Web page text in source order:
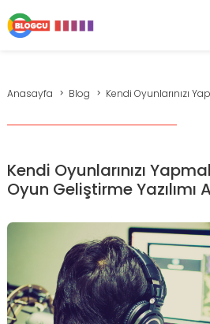
Anasayfa Blog Kendi Oyunlarınızı
Kendi Oyunlarınızı
Oyun Geliştirme Yazılımı